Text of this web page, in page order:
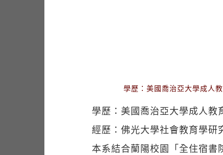
學歷：美國喬治亞大學成人
學歷：美國喬治亞大學成人
經歷：佛光大學社會教育學研
本系結合蘭陽校園「全住宿書